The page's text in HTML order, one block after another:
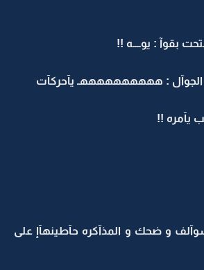
بقوآ : يوــــه !!
: ههههههههههـ يآحركآت
يآمره !!
و ضحك و المذآكره حآطينهآإ على